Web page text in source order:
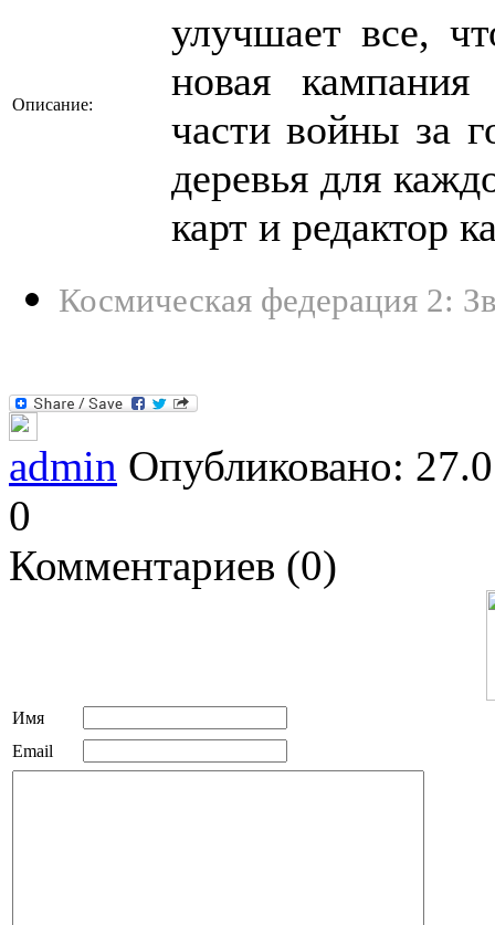
Описание:
улучшает все,
новая кампания
части войны за
деревья для
карт и редактор
Космическая федерация 2:
admin Опубликовано:
0
Комментариев (0)
Имя
Email